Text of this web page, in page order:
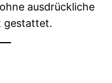
ausdrückliche
gestattet.